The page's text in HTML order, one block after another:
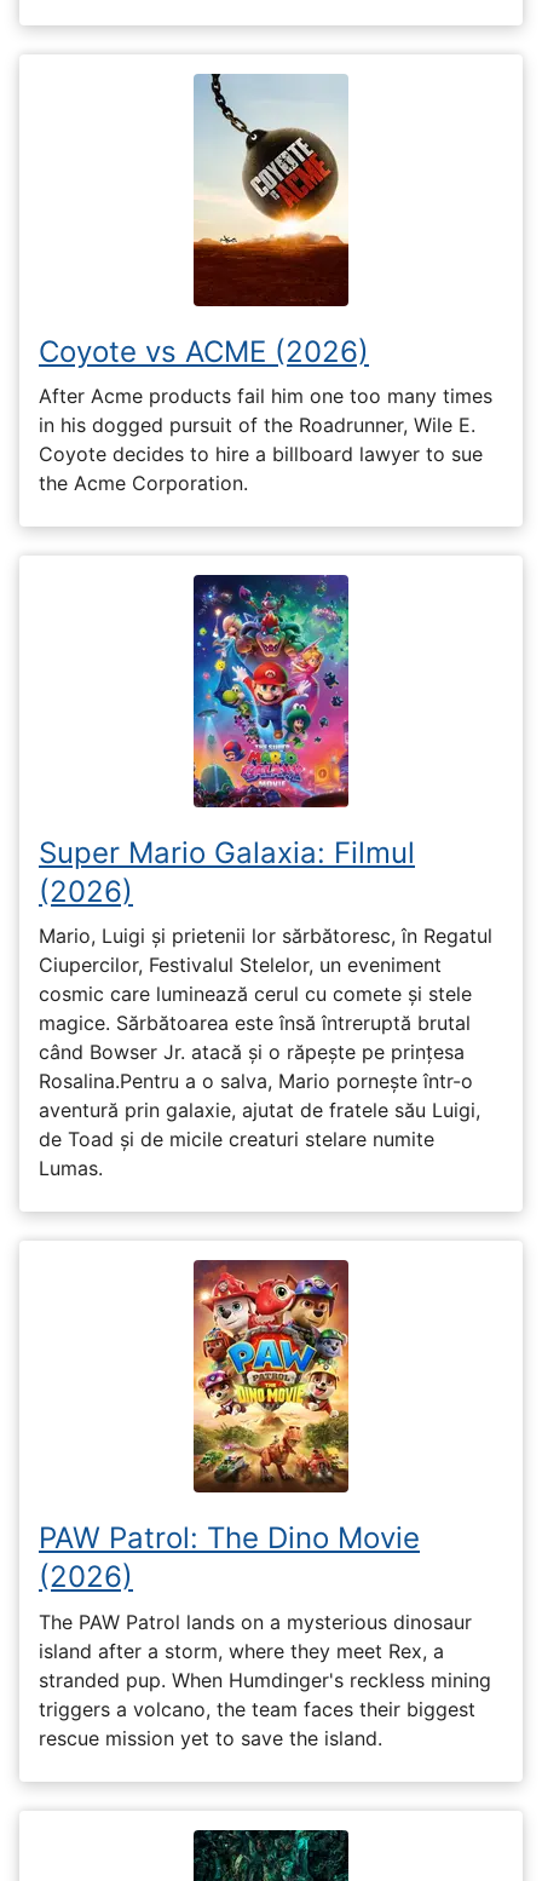
Coyote vs ACME (2026)
After Acme products fail him one too many times
in his dogged pursuit of the Roadrunner, Wile E.
Coyote decides to hire a billboard lawyer to sue
the Acme Corporation.
Super Mario Galaxia: Filmul
(2026)
Mario, Luigi și prietenii lor sărbătoresc, în Regatul
Ciupercilor, Festivalul Stelelor, un eveniment
cosmic care luminează cerul cu comete și stele
magice. Sărbătoarea este însă întreruptă brutal
când Bowser Jr. atacă și o răpește pe prinţesa
Rosalina.Pentru a o salva, Mario pornește într-o
aventură prin galaxie, ajutat de fratele său Luigi,
de Toad și de micile creaturi stelare numite
Lumas.
PAW Patrol: The Dino Movie
(2026)
The PAW Patrol lands on a mysterious dinosaur
island after a storm, where they meet Rex, a
stranded pup. When Humdinger's reckless mining
triggers a volcano, the team faces their biggest
rescue mission yet to save the island.